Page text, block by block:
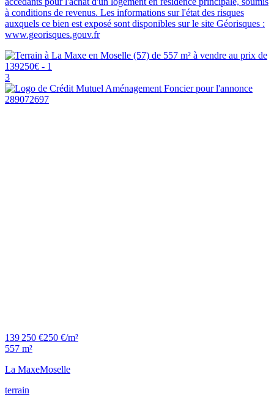
à conditions de revenus. Les informations sur l'état des risques
auxquels ce bien est exposé sont disponibles sur le site Géorisques :
www.georisques.gouv.fr
3
139 250 €250 €/m²
557 m²
La MaxeMoselle
terrain